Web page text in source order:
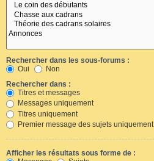
Rechercher dans les sous-forums :
Oui
Non
Rechercher dans :
Titres et messages
Messages uniquement
Titres uniquement
Premier message des sujets uniquement
Afficher les résultats sous forme de :